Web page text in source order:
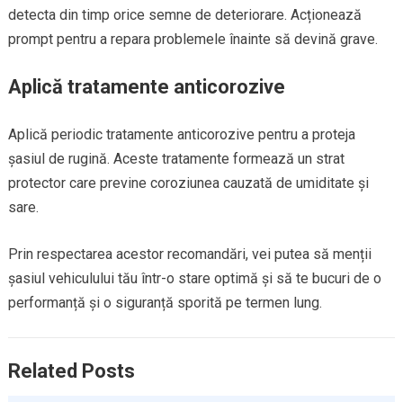
detecta din timp orice semne de deteriorare. Acționează
prompt pentru a repara problemele înainte să devină grave.
Aplică tratamente anticorozive
Aplică periodic tratamente anticorozive pentru a proteja
șasiul de rugină. Aceste tratamente formează un strat
protector care previne coroziunea cauzată de umiditate și
sare.
Prin respectarea acestor recomandări, vei putea să menții
șasiul vehiculului tău într-o stare optimă și să te bucuri de o
performanță și o siguranță sporită pe termen lung.
Related Posts